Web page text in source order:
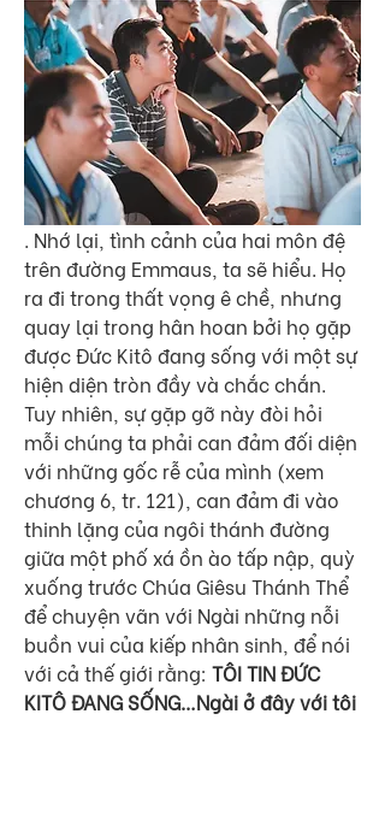
. Nhớ lại, tình cảnh của hai môn đệ
trên đường Emmaus, ta sẽ hiểu. Họ
ra đi trong thất vọng ê chề, nhưng
quay lại trong hân hoan bởi họ gặp
được Đức Kitô đang sống với một sự
hiện diện tròn đầy và chắc chắn.
Tuy nhiên, sự gặp gỡ này đòi hỏi
mỗi chúng ta phải can đảm đối diện
với những gốc rễ của mình (xem
chương 6, tr. 121), can đảm đi vào
thinh lặng của ngôi thánh đường
giữa một phố xá ồn ào tấp nập, quỳ
xuống trước Chúa Giêsu Thánh Thể
để chuyện vãn với Ngài những nỗi
buồn vui của kiếp nhân sinh, để nói
với cả thế giới rằng: TÔI TIN ĐỨC
KITÔ ĐANG SỐNG…Ngài ở đây với tôi